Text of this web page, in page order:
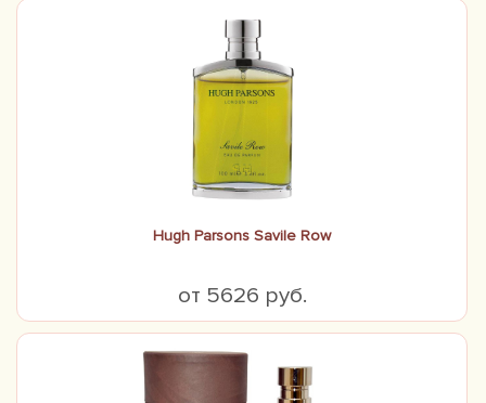
Hugh Parsons Savile Row
от 5626 руб.